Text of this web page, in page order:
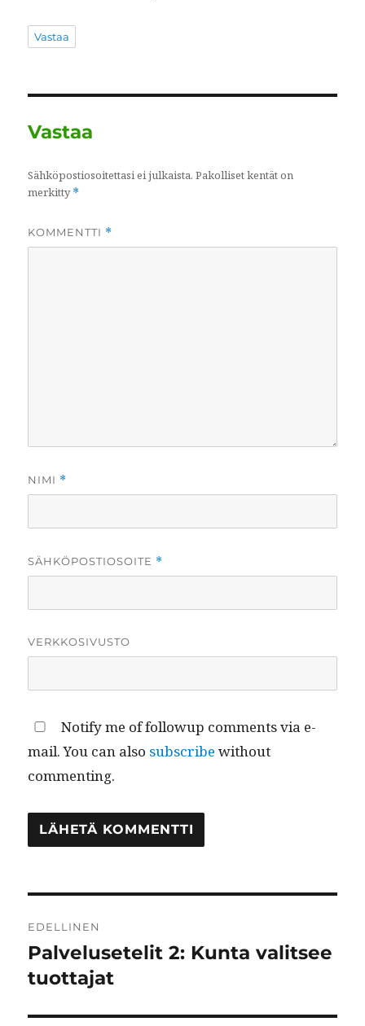
Vastaa
Vastaa
Sähköpostiosoitettasi ei julkaista. Pakolliset kentät on
merkitty*
KOMMENTTI *
NIMI *
SÄHKÖPOSTIOSOITE *
VERKKOSIVUSTO
Notify me of followup comments via e-
mail. You can also subscribe without
commenting.
selaus
EDELLINEN
Edellinen
artikkeli:
Palvelusetelit 2: Kunta valitsee
tuottajat